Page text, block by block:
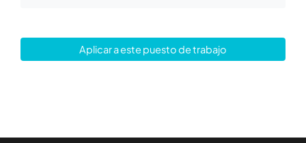
Aplicar a este puesto de trabajo